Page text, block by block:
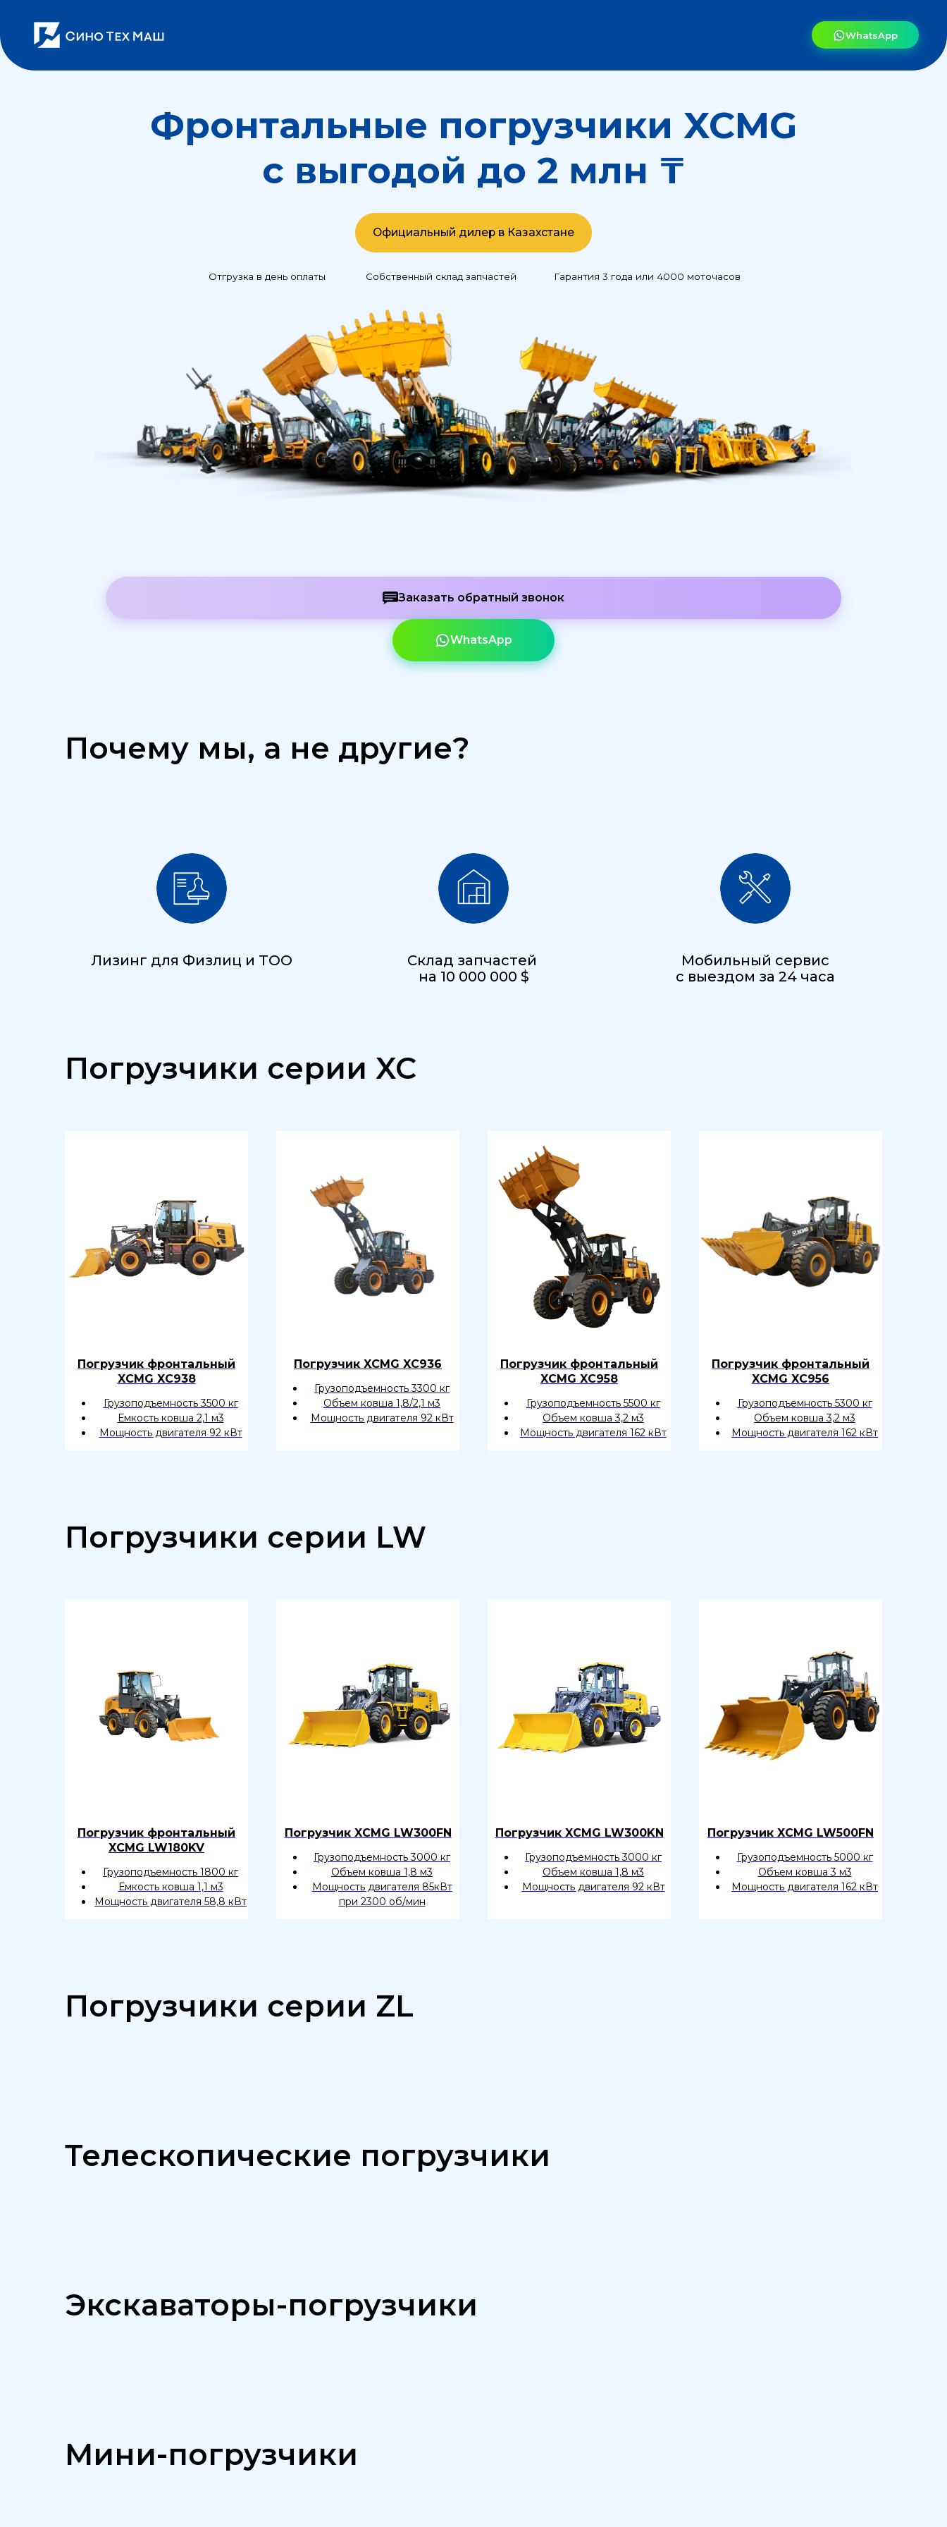
WhatsApp
Фронтальные погрузчики XCMG
с выгодой до 2 млн ₸
Собственный склад запчастей Гарантия 3 года или 4000 моточасов
Заказать обратный звонок
WhatsApp
Почему мы, а не другие?
Лизинг для Физлиц и ТОО
Склад запчастей
на 10 000 000 $
Мобильный сервис
с выездом за 24 часа
Погрузчики серии XC
Погрузчик фронтальный
XCMG XC938
Грузоподъемность 3500 кг
Емкость ковша 2,1 м3
Мощность двигателя 92 кВт
Погрузчик XCMG XC936
Грузоподъемность 3300 кг
Объем ковша 1,8/2,1 м3
Мощность двигателя 92 кВт
Погрузчик фронтальный
XCMG XC958
Грузоподъемность 5500 кг
Объем ковша 3,2 м3
Мощность двигателя 162 кВт
Погрузчик фронтальный
XCMG XC956
Грузоподъемность 5300 кг
Объем ковша 3,2 м3
Мощность двигателя 162 кВт
Погрузчики серии LW
Погрузчик фронтальный
XCMG LW180KV
Грузоподъемность 1800 кг
Емкость ковша 1,1 м3
Мощность двигателя 58,8 кВт
Погрузчик XCMG LW300FN
Грузоподъемность 3000 кг
Объем ковша 1,8 м3
Мощность двигателя 85кВт
при 2300 об/мин
Погрузчик XCMG LW300KN
Грузоподъемность 3000 кг
Объем ковша 1,8 м3
Мощность двигателя 92 кВт
Погрузчик XCMG LW500FN
Грузоподъемность 5000 кг
Объем ковша 3 м3
Мощность двигателя 162 кВт
Погрузчики серии ZL
Телескопические погрузчики
Экскаваторы-погрузчики
Мини-погрузчики